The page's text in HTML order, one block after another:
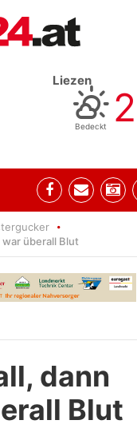
Liezen
Bedeckt
war überall Blut
dann
Blut